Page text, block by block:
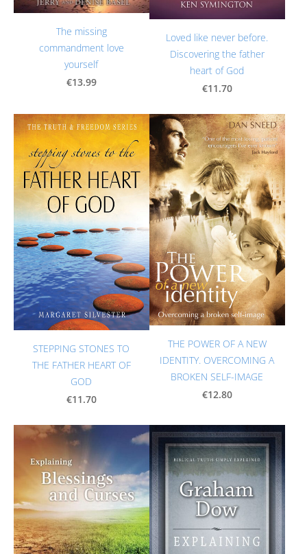
The missing
commandment love
yourself
€13.99
Loved like never before.
Discovering the father
heart of God
€11.70
STEPPING STONES TO
THE FATHER HEART OF
GOD
€11.70
THE POWER OF A NEW
IDENTITY. OVERCOMING A
BROKEN SELF-IMAGE
€12.80